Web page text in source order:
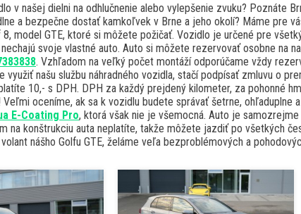
v našej dielni na odhlučnenie alebo vylepšenie zvuku? Poznáte
a bezpečne dostať kamkoľvek v Brne a jeho okolí? Máme pre
8, model GTE, ktoré si môžete požičať. Vozidlo je určené pre
svoje vlastné auto. Auto si môžete rezervovať osobne na
. Vzhľadom na veľký počet montáží odporúčame vždy
využiť našu službu náhradného vozidla, stačí podpísať zmluvu o
10,- s DPH. DPH za každý prejdený kilometer, za pohonné
Veľmi oceníme, ak sa k vozidlu budete správať šetrne, ohľaduplne
E-Coating Pro, ktorá však nie je všemocná. Auto je
na konštrukciu auta neplatíte, takže môžete jazdiť po všetkých
nášho Golfu GTE, želáme veľa bezproblémových a